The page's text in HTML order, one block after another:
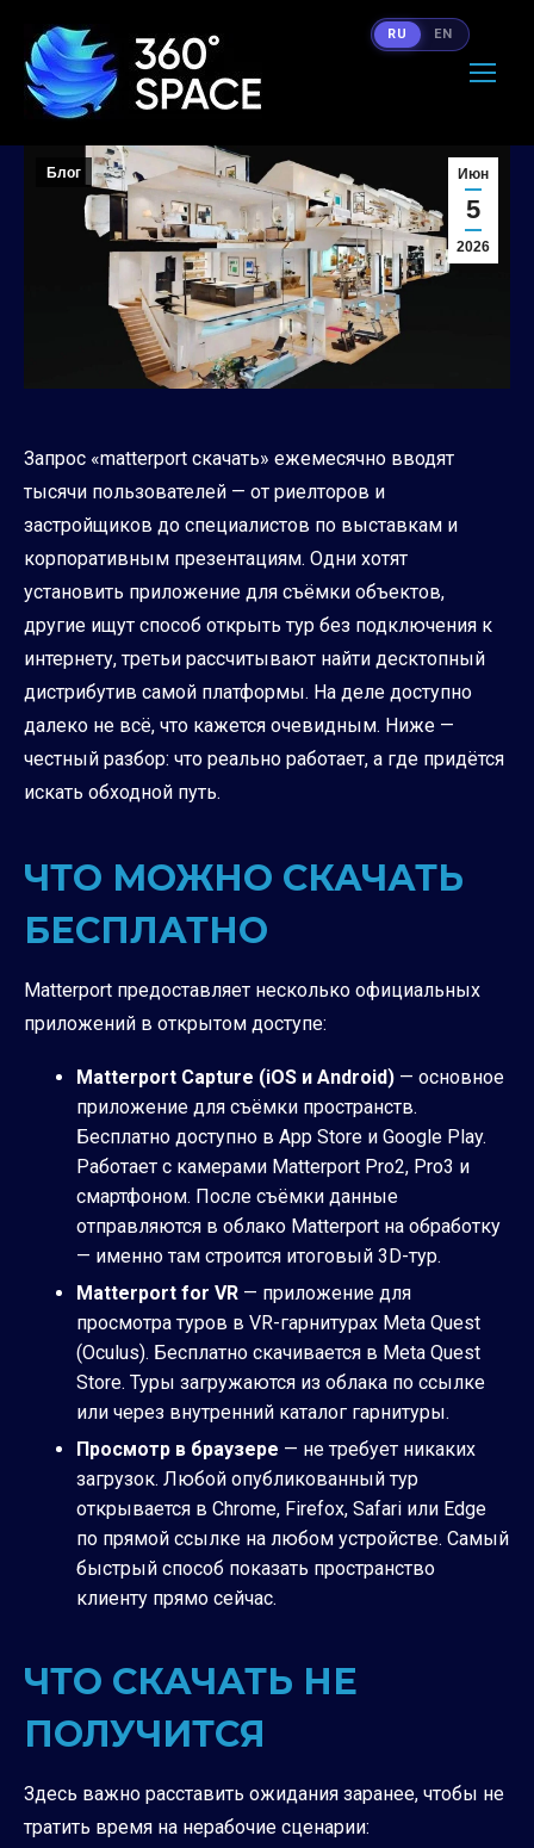
Июн
5
2026
Блог
Запрос «matterport скачать» ежемесячно вводят
тысячи пользователей — от риелторов и
застройщиков до специалистов по выставкам и
корпоративным презентациям. Одни хотят
установить приложение для съёмки объектов,
другие ищут способ открыть тур без подключения к
интернету, третьи рассчитывают найти десктопный
дистрибутив самой платформы. На деле доступно
далеко не всё, что кажется очевидным. Ниже —
честный разбор: что реально работает, а где придётся
искать обходной путь.
ЧТО МОЖНО СКАЧАТЬ
БЕСПЛАТНО
Matterport предоставляет несколько официальных
приложений в открытом доступе:
Matterport Capture (iOS и Android) — основное
приложение для съёмки пространств.
Бесплатно доступно в App Store и Google Play.
Работает с камерами Matterport Pro2, Pro3 и
смартфоном. После съёмки данные
отправляются в облако Matterport на обработку
— именно там строится итоговый 3D-тур.
Matterport for VR — приложение для
просмотра туров в VR-гарнитурах Meta Quest
(Oculus). Бесплатно скачивается в Meta Quest
Store. Туры загружаются из облака по ссылке
или через внутренний каталог гарнитуры.
Просмотр в браузере — не требует никаких
загрузок. Любой опубликованный тур
открывается в Chrome, Firefox, Safari или Edge
по прямой ссылке на любом устройстве. Самый
быстрый способ показать пространство
клиенту прямо сейчас.
ЧТО СКАЧАТЬ НЕ
ПОЛУЧИТСЯ
Здесь важно расставить ожидания заранее, чтобы не
тратить время на нерабочие сценарии:
RU EN